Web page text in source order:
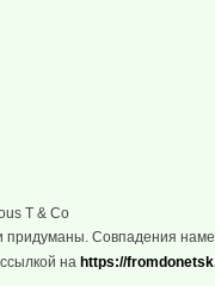
T & Co
Совпадения
на https://